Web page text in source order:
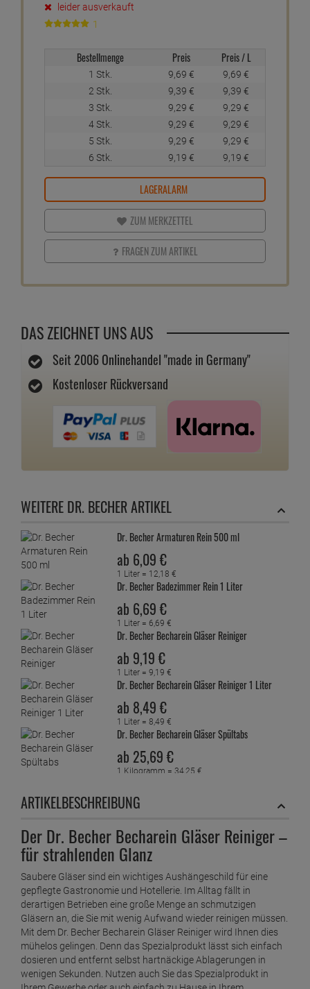
leider ausverkauft
1
Bestellmenge Preis Preis / L
1 Stk. 9, 69 € 9, 69 €
2 Stk.
9, 39 € 9, 39 €
3 Stk.
9, 29 € 9, 29 €
4 Stk.
9, 29 € 9, 29 €
5 Stk.
9, 29 € 9, 29 €
6 Stk.
9, 19 € 9, 19 €
LAGERALARM
ZUM MERKZETTEL
FRAGEN ZUM ARTIKEL
DAS ZEICHNET UNS AUS
Seit 2006 Onlinehandel "made in Germany"
Kostenloser Rückversand
WEITERE DR. BECHER ARTIKEL
Dr. Becher Armaturen Rein 500 ml
ab 6,09 €
1 Liter = 12,18 €
Dr. Becher Badezimmer Rein 1 Liter
ab 6,69 €
1 Liter = 6,69 €
Dr. Becher Becharein Gläser Reiniger
ab 9,19 €
1 Liter =9,19 €
Dr. Becher Becharein Gläser Reiniger 1 Liter
ab 8,49 €
1 Liter =8,49 €
Dr. Becher Becharein Gläser Spültabs
ab 25,69 €
1 Kilogramm = 34,25 €
ab7,
Dr. Becher Bürsten Rein Pulver Reiniger
ab9,49
Dr. Becher duftendes Urinal-Sieb
ab6,69 €
1 Stück =6,69 €
Dr. Becher Edelstahlpflege 1 Liter
ab15,69€
1 Liter = 15, 69
Dr. Becher Eismaschinen-Desinfektionsreiniger
ARTIKELBESCHREIBUNG
Der Dr. Becher Becharein Gläser Reiniger –
für strahlenden Glanz
Saubere Gläser sind ein wichtiges Aushängeschild für eine
gepflegte Gastronomie und Hotellerie. Im Alltag fällt in
derartigen Betrieben eine große Menge an schmutzigen
Gläsern an, die Sie mit wenig Aufwand wieder reinigen müssen.
Mit dem Dr. Becher Becharein Gläser Reiniger wird Ihnen dies
mühelos gelingen. Denn das Spezialprodukt lässt sich einfach
dosieren und entfernt selbst hartnäckige Ablagerungen in
wenigen Sekunden. Nutzen auch Sie das Spezialprodukt in